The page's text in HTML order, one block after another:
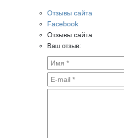
Отзывы сайта
Facebook
Отзывы сайта
Ваш отзыв: